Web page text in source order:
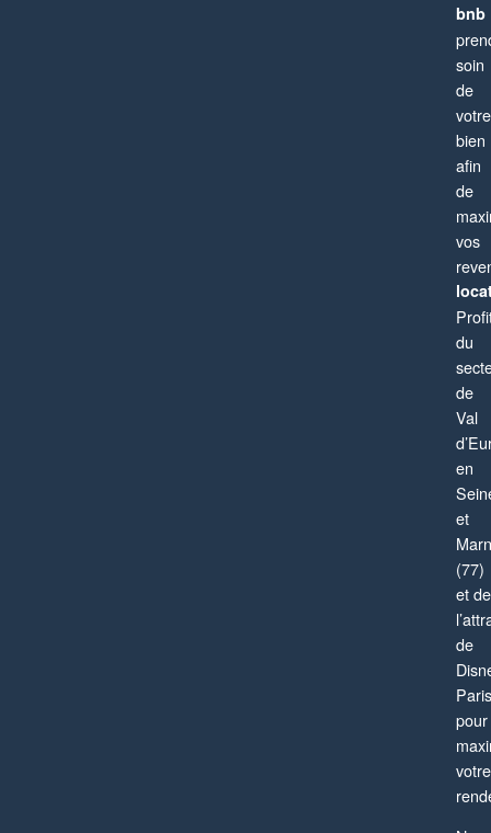
bnb
soin
de
votre
bien
afin
de
vos
du
de
Val
en
et
(77)
et de
de
Paris
pour
votre